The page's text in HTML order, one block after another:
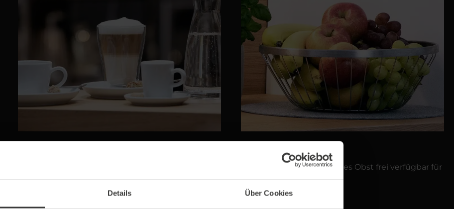
Details Über Cookies
bist du an der Quelle. Hier gilt 100% kostenlose
Selbstbedienung für alle Mitarbeiter*innen.
Jede Woche gibt es frisches Obst frei verfügbar für
alle Mitarbeiter*innen.